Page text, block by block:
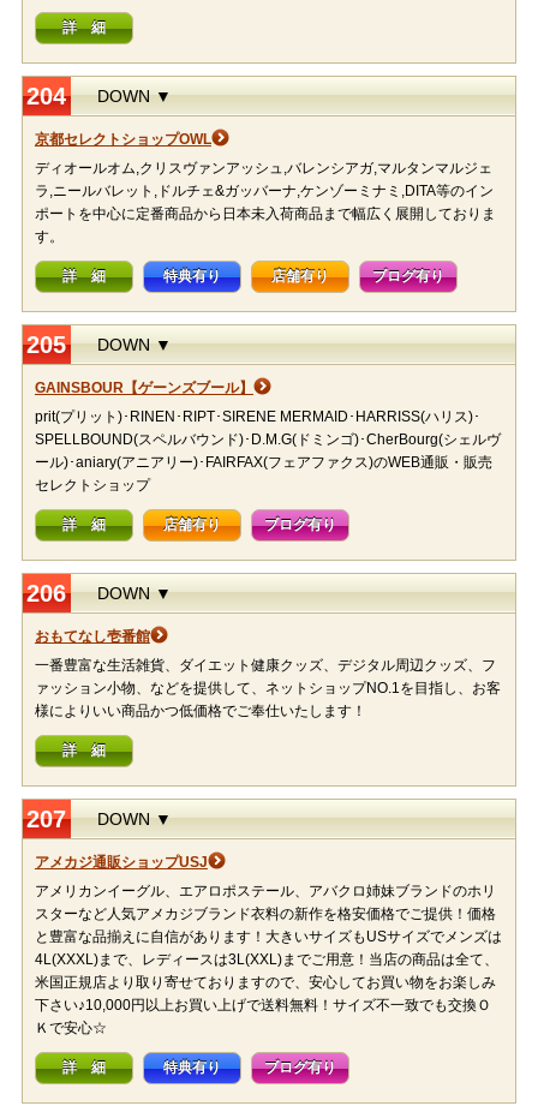
詳 細
204 DOWN ▼
京都セレクトショップOWL
ディオールオム,クリスヴァンアッシュ,バレンシアガ,マルタンマルジェ
ラ,ニールバレット,ドルチェ&ガッバーナ,ケンゾーミナミ,DITA等のイン
ポートを中心に定番商品から日本未入荷商品まで幅広く展開しておりま
す。
詳 細 特典有り 店舗有り ブログ有り
205 DOWN ▼
GAINSBOUR【ゲーンズブール】
prit(プリット)･RINEN･RIPT･SIRENE MERMAID･HARRISS(ハリス)･
SPELLBOUND(スペルバウンド)･D.M.G(ドミンゴ)･CherBourg(シェルヴ
ール)･aniary(アニアリー)･FAIRFAX(フェアファクス)のWEB通販・販売
セレクトショップ
詳 細 店舗有り ブログ有り
206 DOWN ▼
おもてなし壱番館
一番豊富な生活雑貨、ダイエット健康クッズ、デジタル周辺クッズ、フ
ァッション小物、などを提供して、ネットショップNO.1を目指し、お客
様によりいい商品かつ低価格でご奉仕いたします！
詳 細
207 DOWN ▼
アメカジ通販ショップUSJ
アメリカンイーグル、エアロポステール、アバクロ姉妹ブランドのホリ
スターなど人気アメカジブランド衣料の新作を格安価格でご提供！価格
と豊富な品揃えに自信があります！大きいサイズもUSサイズでメンズは
4L(XXXL)まで、レディースは3L(XXL)までご用意！当店の商品は全て、
米国正規店より取り寄せておりますので、安心してお買い物をお楽しみ
下さい♪10,000円以上お買い上げで送料無料！サイズ不一致でも交換Ｏ
Ｋで安心☆
詳 細 特典有り ブログ有り